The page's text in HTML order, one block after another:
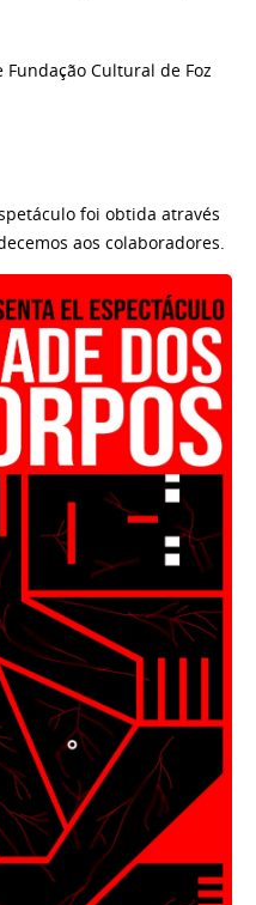
Cultural de Foz
foi obtida através
aos colaboradores.